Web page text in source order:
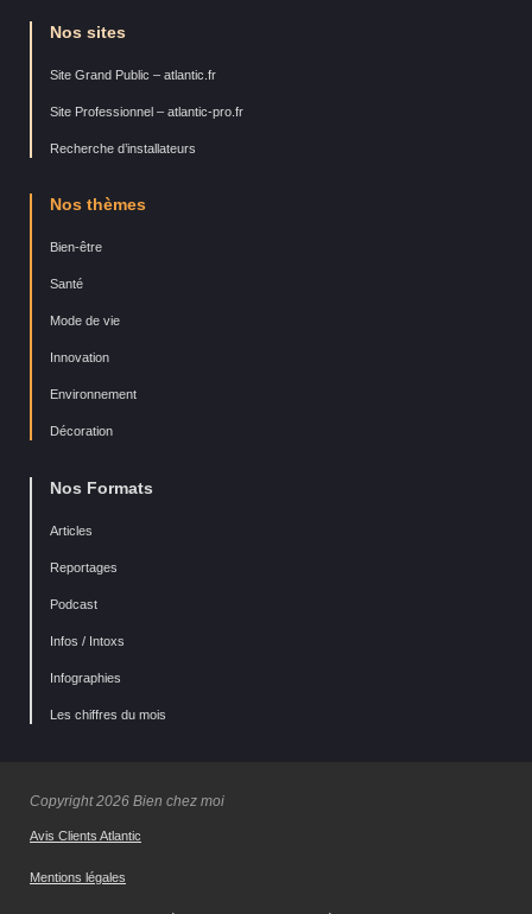
Nos sites
Site Grand Public – atlantic.fr
Site Professionnel – atlantic-pro.fr
Recherche d’installateurs
Nos thèmes
Bien-être
Santé
Mode de vie
Innovation
Environnement
Décoration
Nos Formats
Articles
Reportages
Podcast
Infos / Intoxs
Infographies
Les chiffres du mois
Copyright 2026 Bien chez moi
Avis Clients Atlantic
Mentions légales